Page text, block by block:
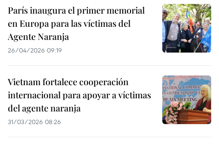
París inaugura el primer memorial
en Europa para las víctimas del
Agente Naranja
26/04/2026 09:19
Vietnam fortalece cooperación
internacional para apoyar a víctimas
del agente naranja
31/03/2026 08:26